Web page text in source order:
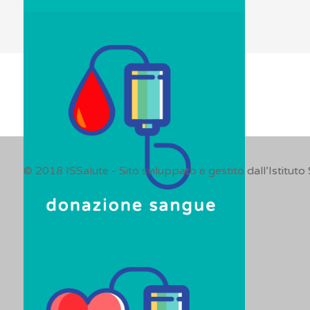
© 2018 ISSalute - Sito sviluppato e gestito dall’Istituto